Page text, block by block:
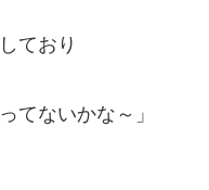
ており
てないかな～」